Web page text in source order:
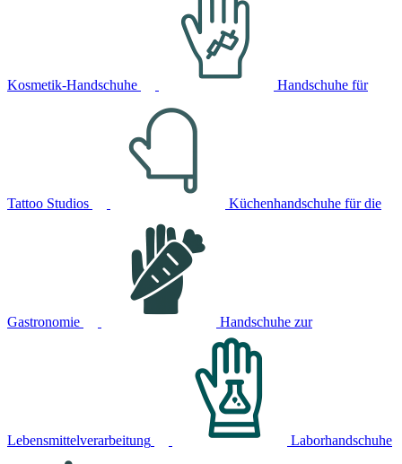
Kosmetik-Handschuhe Handschuhe für
Tattoo Studios Küchenhandschuhe für die
Gastronomie Handschuhe zur
Lebensmittelverarbeitung Laborhandschuhe